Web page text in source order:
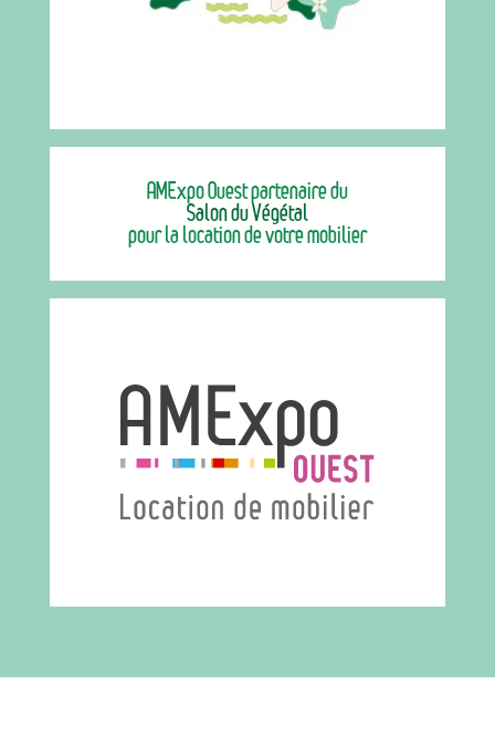
AMExpo Ouest partenaire du
Salon du Végétal
pour la location de votre mobilier